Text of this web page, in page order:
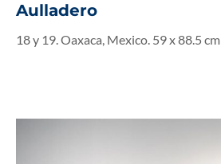
Aulladero
18 y 19. Oaxaca, Mexico. 59 x 88.5 cm